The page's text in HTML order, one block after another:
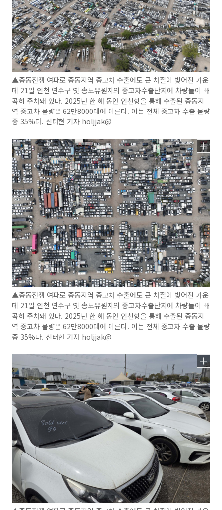
▲중동전쟁 여파로 중동지역 중고차 수출에도 큰 차질이 빚어진 가운
데 21일 인천 연수구 옛 송도유원지의 중고차수출단지에 차량들이 빼
곡히 주차돼 있다. 2025년 한 해 동안 인천항을 통해 수출된 중동지
역 중고차 물량은 62만8000대에 이른다. 이는 전체 중고차 수출 물량
중 35%다. 신태현 기자 holjjak@
▲중동전쟁 여파로 중동지역 중고차 수출에도 큰 차질이 빚어진 가운
데 21일 인천 연수구 옛 송도유원지의 중고차수출단지에 차량들이 빼
곡히 주차돼 있다. 2025년 한 해 동안 인천항을 통해 수출된 중동지
역 중고차 물량은 62만8000대에 이른다. 이는 전체 중고차 수출 물량
중 35%다. 신태현 기자 holjjak@